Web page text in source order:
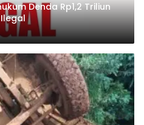
Denda Rp1,2 Triliun